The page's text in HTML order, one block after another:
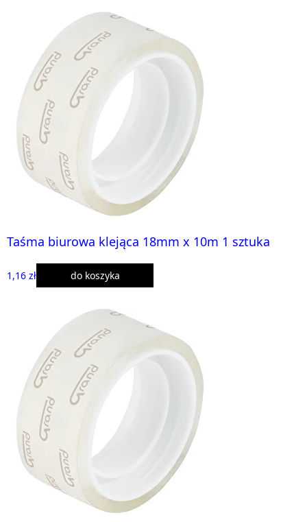
Taśma biurowa klejąca 18mm x 10m 1 sztuka
1,16 zł do koszyka